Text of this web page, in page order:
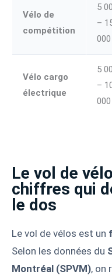
Vélo de
compétition
5
–
Vélo cargo
électrique
5
–
Le vol de
chiffres qui
le dos
Le vol de vélos est un
Selon les données du
Montréal (SPVM), on